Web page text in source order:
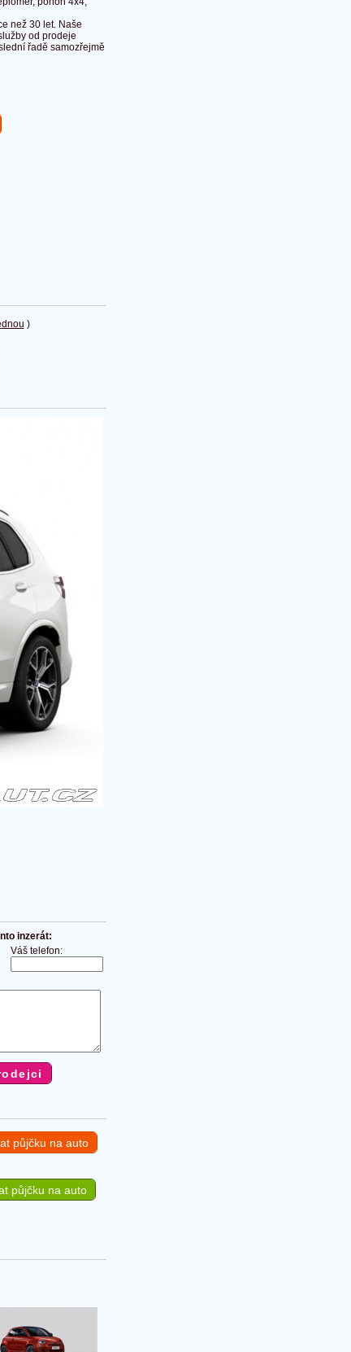
než 30 let. Naše
od prodeje
řadě samozřejmě
)
inzerát:
Váš telefon:
půjčku na auto
půjčku na auto